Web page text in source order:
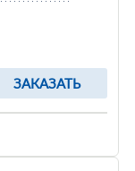
ЗАКАЗАТЬ